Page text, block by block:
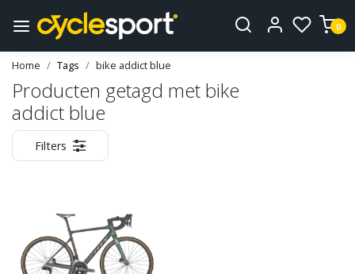
0
Home Tags bike addict blue
Producten getagd met bike
addict blue
Filters